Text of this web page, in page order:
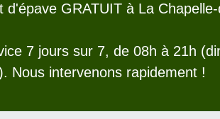
d'épave GRATUIT à La
7 jours sur 7, de 08h à 21h
Nous intervenons rapidement !